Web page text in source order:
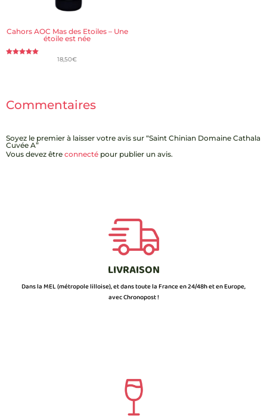
Cahors AOC Mas des Etoiles – Une
étoile est née
18,50€
Commentaires
Soyez le premier à laisser votre avis sur “Saint Chinian Domaine Cathala
Cuvée A”
Vous devez être connecté pour publier un avis.
LIVRAISON
Dans la MEL (métropole lilloise), et dans toute la France en 24/48h et en Europe,
avec Chronopost !